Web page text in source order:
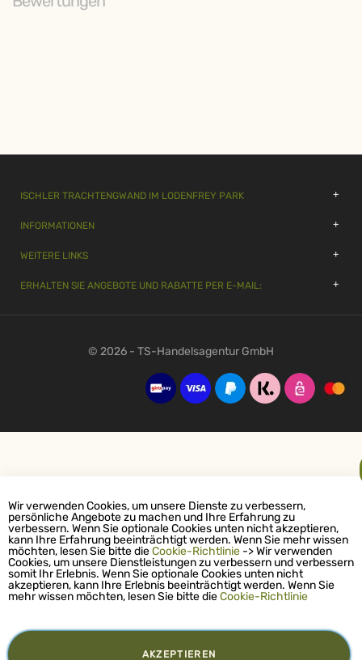
ISCHLER TRACHTENGWAND IM LODENFREY PARK
INFORMATIONEN
WEITERE LINKS
ERHALTEN SIE ANGEBOTE UND RABATTE PER E-MAIL:
© 2026 - TS-Handelsagentur GmbH
Wir verwenden Cookies, um unsere Dienste zu verbessern,
persönliche Angebote zu machen und Ihre Erfahrung zu
verbessern. Wenn Sie optionale Cookies unten nicht akzeptieren,
kann Ihre Erfahrung beeinträchtigt werden. Wenn Sie mehr wissen
möchten, lesen Sie bitte dieCookie-Richtlinie -> Wir verwenden
Cookies, um unsere Dienstleistungen zu verbessern und verbessern
somit Ihr Erlebnis. Wenn Sie optionale Cookies unten nicht
akzeptieren, kann Ihre Erlebnis beeinträchtigt werden. Wenn Sie
mehr wissen möchten, lesen Sie bitte dieCookie-Richtlinie
AKZEPTIEREN